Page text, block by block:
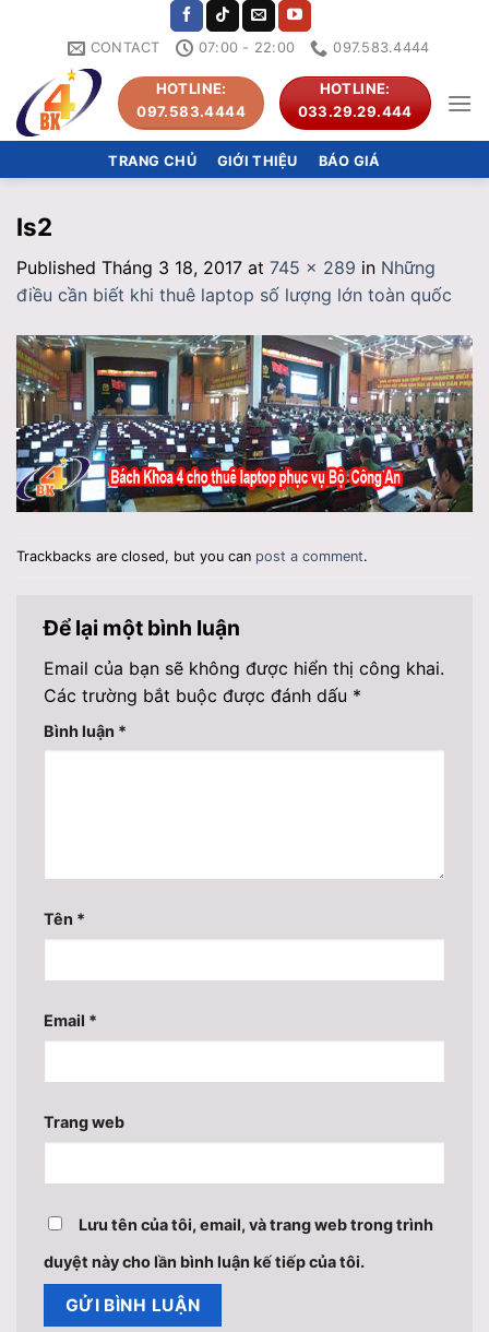
CONTACT 07:00 - 22:00 097.583.4444
HOTLINE:
097.583.4444
HOTLINE:
033.29.29.444
TRANG CHỦ GIỚI THIỆU BÁO GIÁ
ls2
Published Tháng 3 18, 2017 at 745 × 289 in Những
điều cần biết khi thuê laptop số lượng lớn toàn quốc
Trackbacks are closed, but you can post a comment.
Để lại một bình luận
Email của bạn sẽ không được hiển thị công khai.
Các trường bắt buộc được đánh dấu *
Bình luận *
Tên *
Email *
Trang web
Lưu tên của tôi, email, và trang web trong trình
duyệt này cho lần bình luận kế tiếp của tôi.